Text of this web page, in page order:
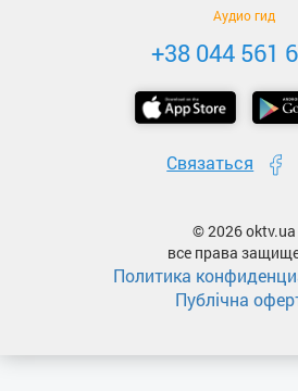
Аудио гид
+38 044 561
Связаться
© 2026 oktv.ua
все права
Политика
Публічна